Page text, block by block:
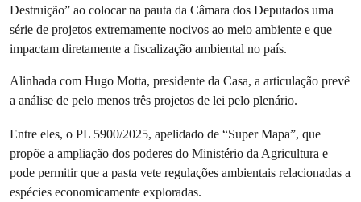
Destruição” ao colocar na pauta da Câmara dos Deputados uma
série de projetos extremamente nocivos ao meio ambiente e que
impactam diretamente a fiscalização ambiental no país.
Alinhada com Hugo Motta, presidente da Casa, a articulação prevê
a análise de pelo menos três projetos de lei pelo plenário.
Entre eles, o PL 5900/2025, apelidado de “Super Mapa”, que
propõe a ampliação dos poderes do Ministério da Agricultura e
pode permitir que a pasta vete regulações ambientais relacionadas a
espécies economicamente exploradas.